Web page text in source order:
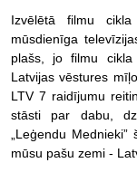
Izvēlētā filmu
mūsdienīga
plašs, jo filmu cikla
Latvijas vēstures
LTV 7 raidījumu
stāsti par dabu,
„Leģendu
mūsu pašu zemi -